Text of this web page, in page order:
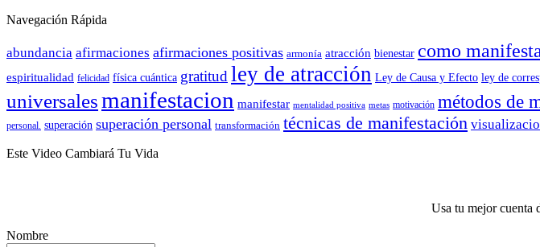
Navegación Rápida
abundancia afirmaciones afirmaciones positivas armonía atracción bienestar como
espiritualidad felicidad física cuántica gratitud ley de atracción Ley de Causa y Efecto ley de
universalesmanifestacion manifestar mentalidad positiva metas motivación métodos de
personal. superación superación personal transformación técnicas de manifestación
Este Video Cambiará Tu Vida
Usa tu mejor cuenta
Nombre